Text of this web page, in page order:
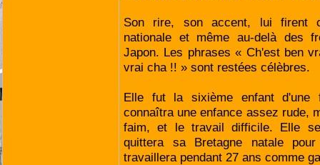
Son rire, son accent, lui firent
nationale et même au-delà des
Japon. Les phrases « Ch'est ben
vrai cha !! » sont restées célèbres.
Elle fut la sixième enfant d'une
connaîtra une enfance assez rude,
faim, et le travail difficile. Elle
quittera sa Bretagne natale
travaillera pendant 27 ans comme